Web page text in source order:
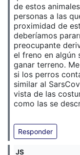
de estos
personas a las
proximidad de
deberíamos
preocupante
el freno en algún
ganar terreno.
si los perros
similar al
vista de las
como las se
Responder
JS